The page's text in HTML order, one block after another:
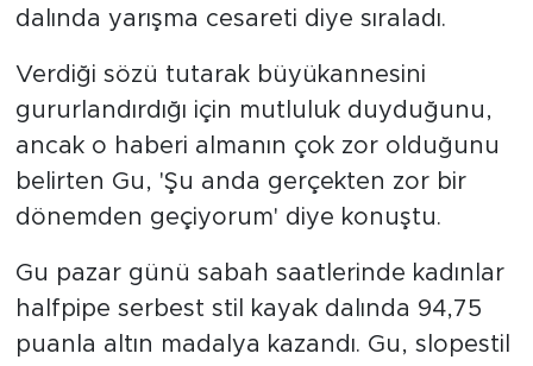
dalında yarışma cesareti diye sıraladı.
Verdiği sözü tutarak büyükannesini
gururlandırdığı için mutluluk duyduğunu,
ancak o haberi almanın çok zor olduğunu
belirten Gu, 'Şu anda gerçekten zor bir
dönemden geçiyorum' diye konuştu.
Gu pazar günü sabah saatlerinde kadınlar
halfpipe serbest stil kayak dalında 94,75
puanla altın madalya kazandı. Gu, slopestil